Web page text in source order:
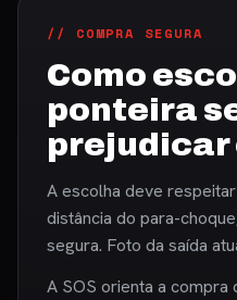
// COMPRA SEGURA
Como
ponteira
prejudicar
A escolha deve
distância do para-
segura. Foto da saída
A SOS orienta a